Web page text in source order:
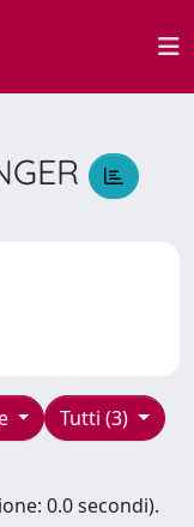
Tutti (3)
0.0 secondi).